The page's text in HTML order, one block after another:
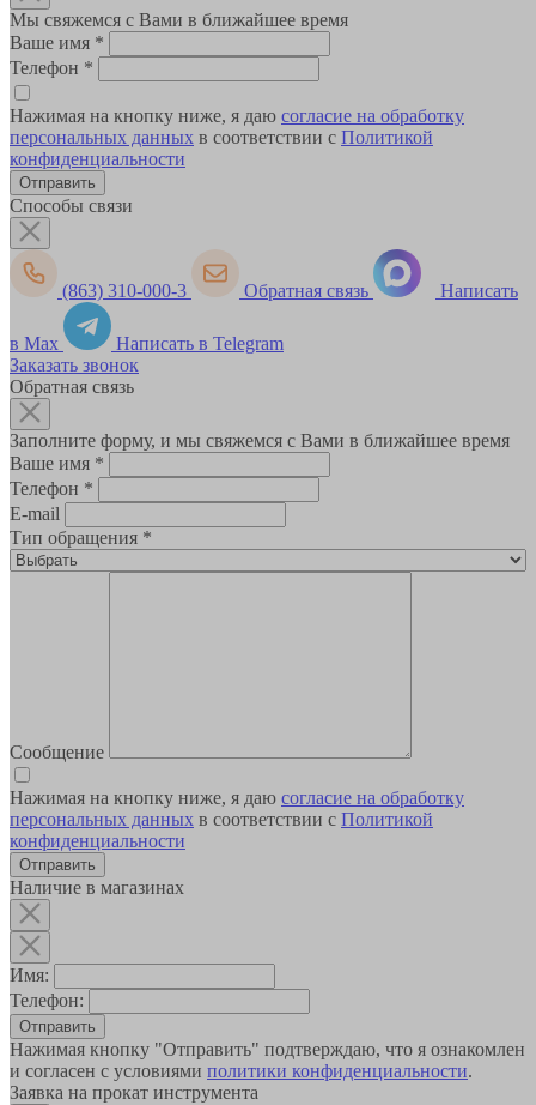
Мы свяжемся с Вами в ближайшее время
Ваше имя *
Телефон *
Нажимая на кнопку ниже, я даю согласие на обработку
персональных данных в соответствии с Политикой
конфиденциальности
Способы связи
(863) 310-000-3 Обратная связь Написать
в Max
Написать в Telegram
Заказать звонок
Обратная связь
Заполните форму, и мы свяжемся с Вами в ближайшее время
Ваше имя *
Телефон *
E-mail
Тип обращения *
Сообщение
Нажимая на кнопку ниже, я даю согласие на обработку
персональных данных в соответствии с Политикой
конфиденциальности
Наличие в магазинах
Имя:
Телефон:
Отправить
Нажимая кнопку "Отправить" подтверждаю, что я ознакомлен
и согласен с условиями политики конфиденциальности.
Заявка на прокат инструмента